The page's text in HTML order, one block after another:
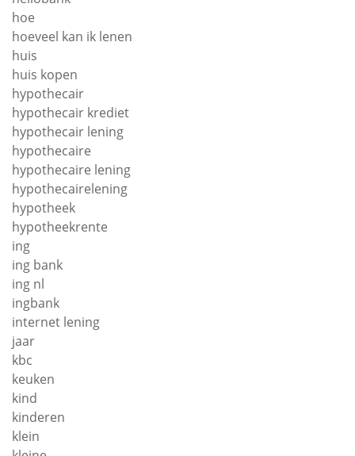
hoe
hoeveel kan ik lenen
huis
huis kopen
hypothecair
hypothecair krediet
hypothecair lening
hypothecaire
hypothecaire lening
hypothecairelening
hypotheek
hypotheekrente
ing
ing bank
ing nl
ingbank
internet lening
jaar
kbc
keuken
kind
kinderen
klein